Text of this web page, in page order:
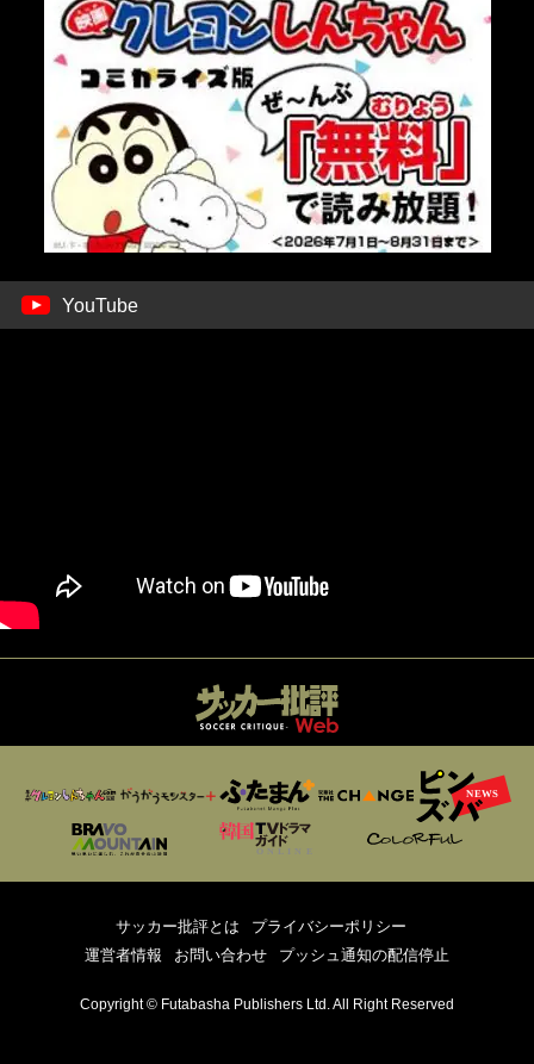
YouTube
サッカー批評とは
プライバシーポリシー
運営者情報
お問い合わせ プッシュ通知の配信停止
Copyright © Futabasha Publishers Ltd. All Right Reserved